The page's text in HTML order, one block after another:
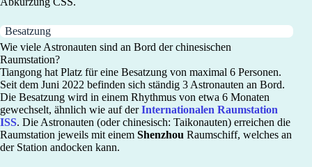
Besatzung
Wie viele Astronauten sind an Bord der chinesischen
Raumstation?
Tiangong hat Platz für eine Besatzung von maximal 6 Personen.
Seit dem Juni 2022 befinden sich ständig 3 Astronauten an Bord.
Die Besatzung wird in einem Rhythmus von etwa 6 Monaten
gewechselt, ähnlich wie auf derInternationalen Raumstation
ISS. Die Astronauten (oder chinesisch: Taikonauten) erreichen die
Raumstation jeweils mit einem Shenzhou Raumschiff, welches an
der Station andocken kann.